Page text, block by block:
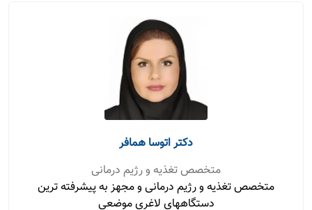
دکتر اتوسا همافر
متخصص تغذیه و رژیم درمانی
متخصص تغذیه و رژیم درمانی و مجهز به پیشرفته ترین
دستگاههای لاغری موضعی